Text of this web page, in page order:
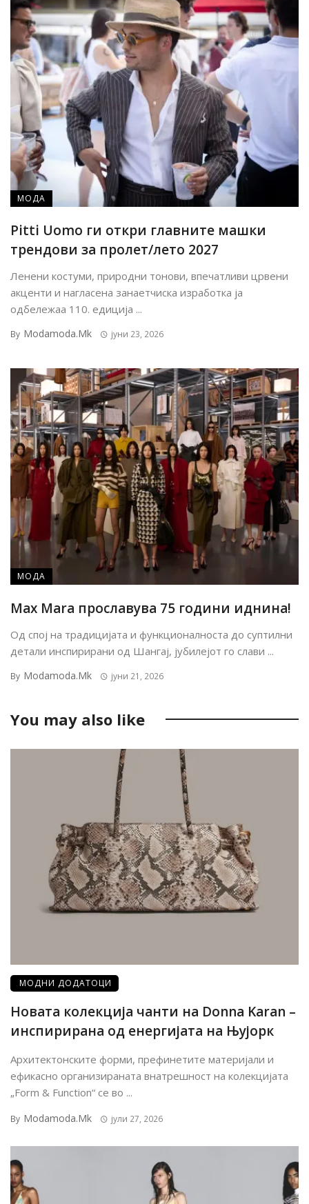
МОДА
Pitti Uomo ги откри главните машки
трендови за пролет/лето 2027
Ленени костуми, природни тонови, впечатливи црвени
акценти и нагласена занаетчиска изработка ја
одбележаа 110. едиција ...
By Modamoda.mk јуни 23, 2026
МОДА
Max Mara прославува 75 години иднина!
Од спој на традицијата и функционалноста до суптилни
детали инспирирани од Шангај, јубилејот го слави ...
By Modamoda.mk јуни 21, 2026
You may also like
МОДНИ ДОДАТОЦИ
Новата колекција чанти на Donna Karan –
инспирирана од енергијата на Њујорк
Архитектонските форми, префинетите материјали и
ефикасно организираната внатрешност на колекцијата
„Form & Function“ се во ...
By Modamoda.mk јули 27, 2026